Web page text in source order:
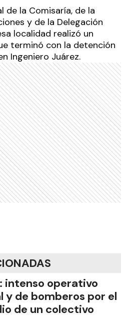
de la Comisaría, de la
y de la Delegación
localidad realizó un
terminó con la detención
Ingeniero Juárez.
intenso operativo
y de bomberos por el
de un colectivo